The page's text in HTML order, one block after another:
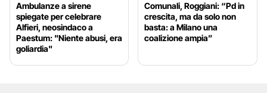
Ambulanze a sirene
spiegate per celebrare
Alfieri, neosindaco a
Paestum: "Niente abusi, era
goliardia"
Comunali, Roggiani: “Pd in
crescita, ma da solo non
basta: a Milano una
coalizione ampia”